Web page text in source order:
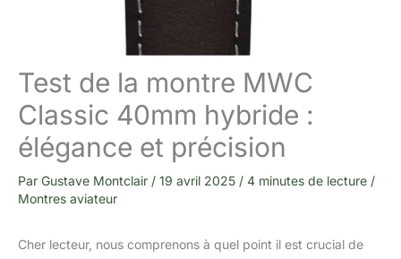
Test de la montre MWC
Classic 40mm hybride :
élégance et précision
Par Gustave Montclair / 19 avril 2025 / 4 minutes de lecture /
Montres aviateur
Cher lecteur, nous comprenons à quel point il est crucial de